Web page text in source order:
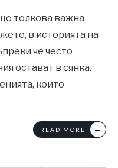
толкова важна
в историята на
че често
остават в сянка.
които
READ MORE →